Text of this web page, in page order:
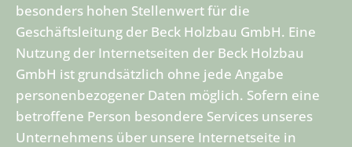
besonders hohen Stellenwert für die
Geschäftsleitung der Beck Holzbau GmbH. Eine
Nutzung der Internetseiten der Beck Holzbau
GmbH ist grundsätzlich ohne jede Angabe
personenbezogener Daten möglich. Sofern eine
betroffene Person besondere Services unseres
Unternehmens über unsere Internetseite in